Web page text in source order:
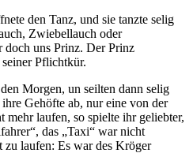
den Tanz, und sie tanzte selig
Zwiebellauch oder
doch uns Prinz. Der Prinz
Pflichtkür.
Morgen, un seilten dann selig
Gehöfte ab, nur eine von der
mehr laufen, so spielte ihr geliebter,
, das Taxi
war nicht
zu laufen: Es war des Kröger